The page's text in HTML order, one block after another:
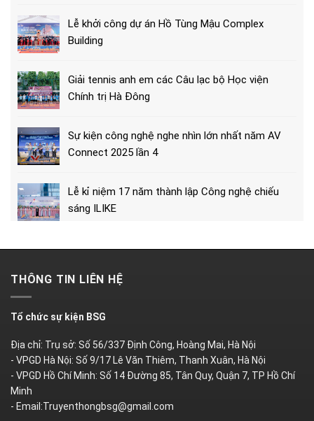
Lễ khởi công dự án Hồ Tùng Mậu Complex
Building
Giải tennis anh em các Câu lạc bộ Học viện
Chính trị Hà Đông
Sự kiện công nghệ nghe nhìn lớn nhất năm AV
Connect 2025 lần 4
Lễ kỉ niệm 17 năm thành lập Công nghệ chiếu
sáng ILIKE
THÔNG TIN LIÊN HỆ
Tổ chức sự kiện BSG
Địa chỉ: Trụ sở: Số 56/337 Định Công, Hoàng Mai, Hà Nội
- VPGD Hà Nội: Số 9/17 Lê Văn Thiêm, Thanh Xuân, Hà Nội
- VPGD Hồ Chí Minh: Số 14 Đường 85, Tân Quy, Quận 7, TP Hồ Chí
Minh
- Email:Truyenthongbsg@gmail.com